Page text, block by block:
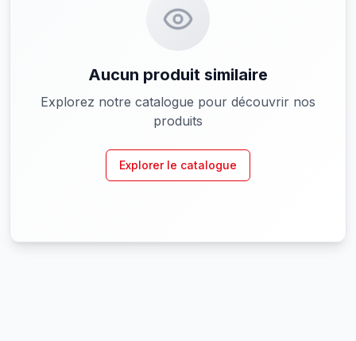
Aucun produit similaire
Explorez notre catalogue pour découvrir nos
produits
Explorer le catalogue